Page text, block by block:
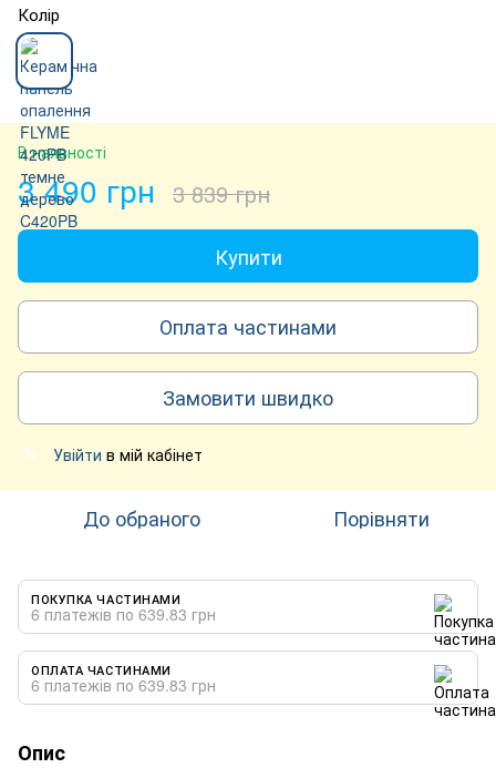
Колір
В наявності
3 490 грн 3 839 грн
Купити
Оплата частинами
Замовити швидко
% Увійти в мій кабінет
До обраного Порівняти
ПОКУПКА ЧАСТИНАМИ
6 платежів по 639.83 грн
ОПЛАТА ЧАСТИНАМИ
6 платежів по 639.83 грн
Опис